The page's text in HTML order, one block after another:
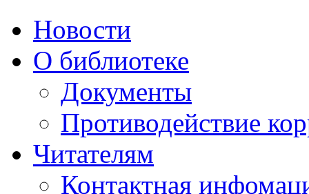
Новости
О библиотеке
Документы
Противодействие
Читателям
Контактная